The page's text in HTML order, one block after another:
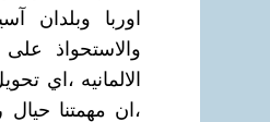
اوربا وبلدان
والاستحواذ
،ان مهمتنا